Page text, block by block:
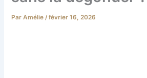
ParAmélie/février 16, 2026